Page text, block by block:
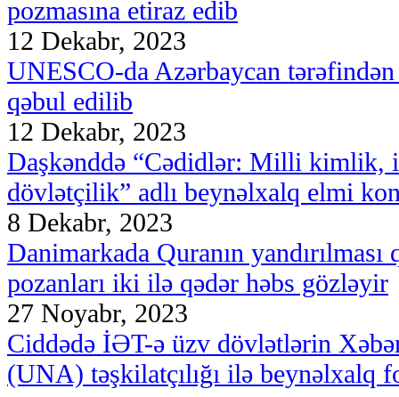
pozmasına etiraz edib
12 Dekabr, 2023
UNESCO-da Azərbaycan
qəbul edilib
12 Dekabr, 2023
Daşkənddə “Cədidlər: Milli kimlik,
dövlətçilik” adlı beynəlxalq elmi
8 Dekabr, 2023
Danimarkada Quranın
pozanları iki ilə qədər həbs gözləyir
27 Noyabr, 2023
Ciddədə İƏT-ə üzv dövlətlərin
(UNA) təşkilatçılığı ilə beynəlxalq